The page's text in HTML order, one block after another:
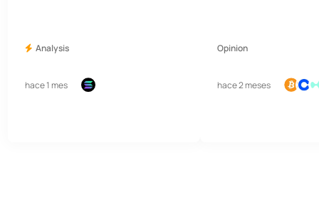
Analysis
hace 1 mes
Opinion
hace 2 meses